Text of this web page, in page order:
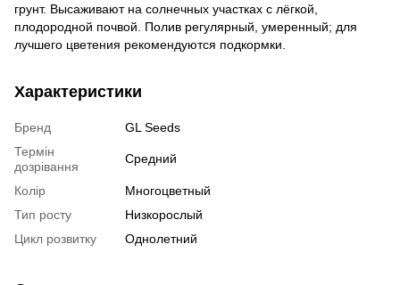
грунт. Высаживают на солнечных участках с лёгкой,
плодородной почвой. Полив регулярный, умеренный; для
лучшего цветения рекомендуются подкормки.
Характеристики
Бренд
GL Seeds
Термін
дозрівання
Средний
Колір
Многоцветный
Тип росту
Низкорослый
Цикл розвитку
Однолетний